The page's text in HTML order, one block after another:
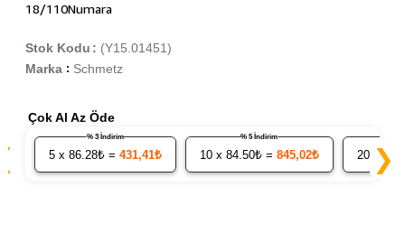
18/110Numara
(Y15.01451)
Stok Kodu
Marka : Schmetz
Çok Al Az Öde
5x 86.28₺ = 431,41₺
% 3 İndirim
10x 84.50₺ = 845,02₺
% 5 İndirim
20x❯